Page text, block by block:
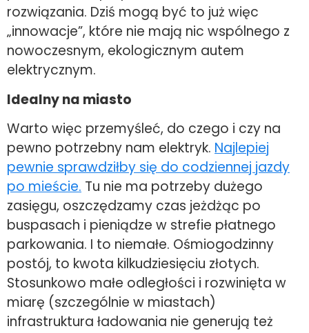
rozwiązania. Dziś mogą być to już więc
„innowacje”, które nie mają nic wspólnego z
nowoczesnym, ekologicznym autem
elektrycznym.
Idealny na miasto
Warto więc przemyśleć, do czego i czy na
pewno potrzebny nam elektryk. Najlepiej
pewnie sprawdziłby się do codziennej jazdy
po mieście. Tu nie ma potrzeby dużego
zasięgu, oszczędzamy czas jeżdżąc po
buspasach i pieniądze w strefie płatnego
parkowania. I to niemałe. Ośmiogodzinny
postój, to kwota kilkudziesięciu złotych.
Stosunkowo małe odległości i rozwinięta w
miarę (szczególnie w miastach)
infrastruktura ładowania nie generują też